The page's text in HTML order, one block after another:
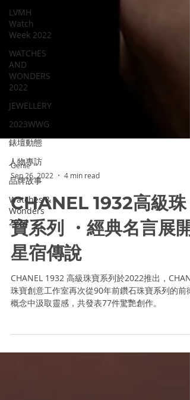
LVMH
Watch
Week 2022
WATCHES
AND
WONDERS
2022
JEWELLERY
2023WWG
錶壇動態
人物專訪
品牌故事
Watches &
Wonders
2024
Sep 26, 2022
4 min read
CHANEL 1932高級珠
寶系列 ・經典名言展開
星宿傳說
CHANEL 1932 高級珠寶系列於2022推出，